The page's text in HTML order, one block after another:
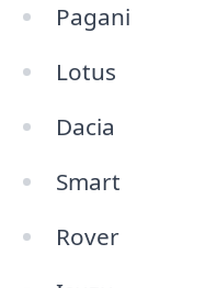
Pagani
Lotus
Dacia
Smart
Rover